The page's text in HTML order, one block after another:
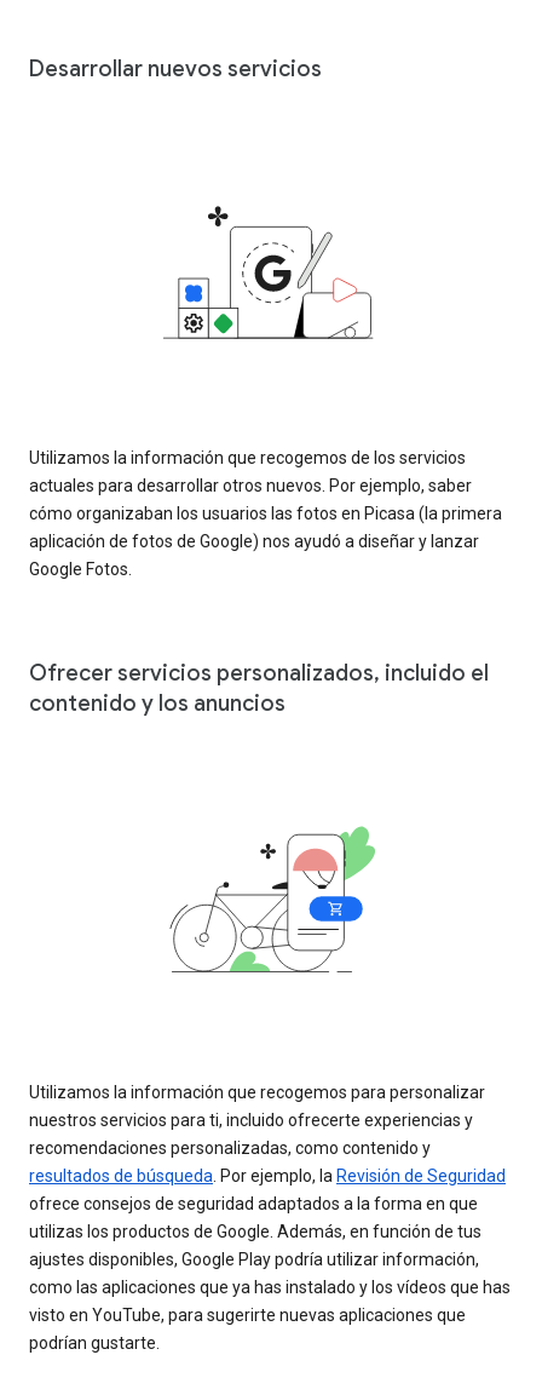
Desarrollar nuevos servicios
Utilizamos la información que recogemos de los servicios
actuales para desarrollar otros nuevos. Por ejemplo, saber
cómo organizaban los usuarios las fotos en Picasa (la primera
aplicación de fotos de Google) nos ayudó a diseñar y lanzar
Google Fotos.
Ofrecer servicios personalizados, incluido el
contenido y los anuncios
Utilizamos la información que recogemos para personalizar
nuestros servicios para ti, incluido ofrecerte experiencias y
recomendaciones personalizadas, como contenido y
resultados de búsqueda . Por ejemplo, la Revisión de Seguridad
ofrece consejos de seguridad adaptados a la forma en que
utilizas los productos de Google. Además, en función de tus
ajustes disponibles, Google Play podría utilizar información,
como las aplicaciones que ya has instalado y los vídeos que has
visto en YouTube, para sugerirte nuevas aplicaciones que
podrían gustarte.